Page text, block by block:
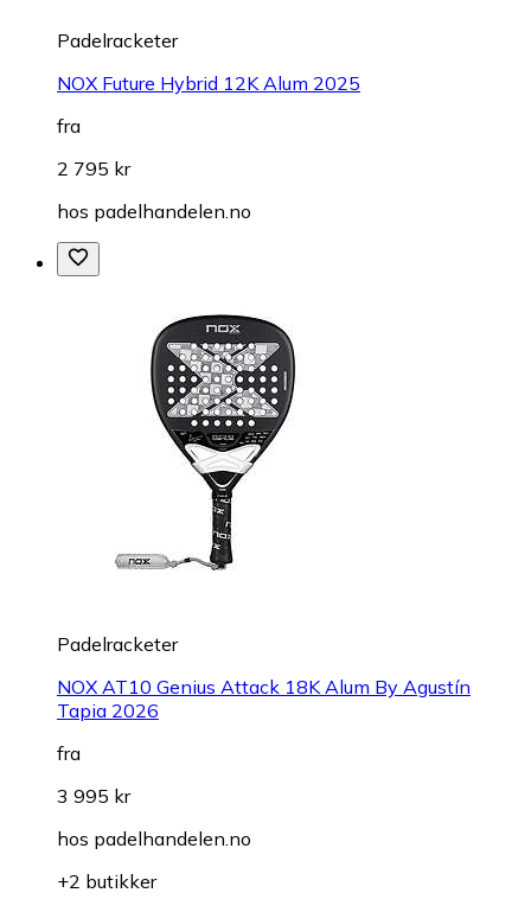
Padelracketer
NOX Future Hybrid 12K Alum 2025
fra
2 795 kr
hos padelhandelen.no
Padelracketer
NOX AT10 Genius Attack 18K Alum By Agustín
Tapia 2026
fra
3 995 kr
hos padelhandelen.no
+2 butikker